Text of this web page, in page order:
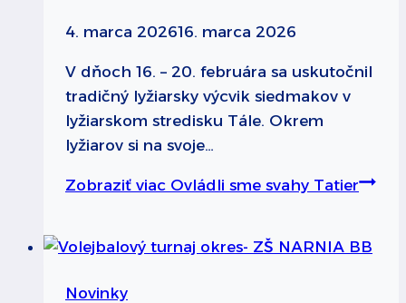
4. marca 202616. marca 2026
V dňoch 16. – 20. februára sa uskutočnil
tradičný lyžiarsky výcvik siedmakov v
lyžiarskom stredisku Tále. Okrem
lyžiarov si na svoje…
Zobraziť viac Ovládli sme svahy Tatier
Novinky